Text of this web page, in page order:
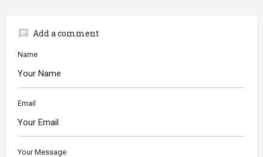
chat Add a comment
Name
Email
Your Message